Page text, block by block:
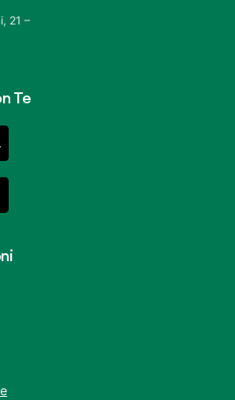
21 –
Te